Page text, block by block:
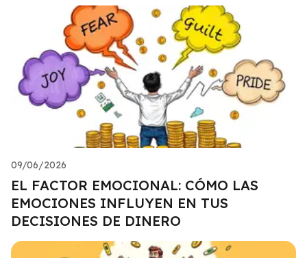
09/06/2026
EL FACTOR EMOCIONAL: CÓMO LAS
EMOCIONES INFLUYEN EN TUS
DECISIONES DE DINERO